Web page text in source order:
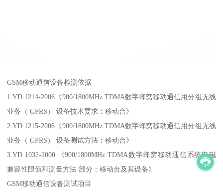
GSM移动通信设备检测依据
1.YD 1214-2006《900/1800MHz TDMA数字蜂窝移动通信用分组无线
业务（ GPRS） 设备技术要求：移动台》
2.YD 1215-2006《900/1800MHz TDMA数字蜂窝移动通信用分组无线
业务（ GPRS） 设备测试方法：移动台》
3.YD 1032-2000 《900/1800MHz TDMA数字蜂窝移动通信系统电磁
兼容性限值和测量方法 部分：移动台及其设备》
GSM移动通信设备测试项目